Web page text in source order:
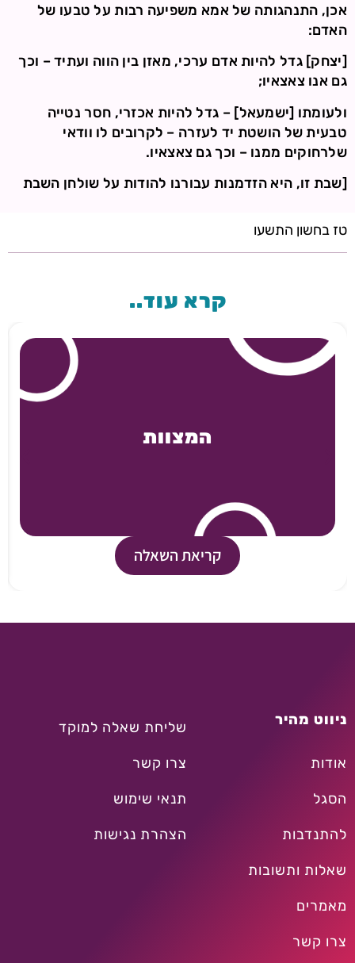
אכן, התנהגותה של אמא משפיעה רבות על טבעו של
האדם:
[יצחק] גדל להיות אדם ערכי, מאזן בין הווה ועתיד – וכך
גם אנו צאצאיו;
ולעומתו [ישמעאל] – גדל להיות אכזרי, חסר נטייה
טבעית של הושטת יד לעזרה – לקרובים לו וודאי
שלרחוקים ממנו – וכך גם צאצאיו.
[שבת זו, היא הזדמנות עבורנו להודות על שולחן השבת
טז בחשון התשעו
קרא עוד..
המצוות
קריאת השאלה
ניווט מהיר
אודות
הסגל
להתנדבות
שאלות ותשובות
מאמרים
צרו קשר
שליחת שאלה למוקד
צרו קשר
תנאי שימוש
הצהרת נגישות